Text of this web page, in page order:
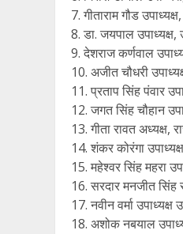
7. गीताराम गौड
8. डा. जयपाल उपाध्यक्ष,
9. देशराज कर्णवाल
10. अजीत चौधरी
11. प्रताप सिंह पंवार
12. जगत सिंह चौहान
13. गीता रावत अध्यक्ष,
14. शंकर कोरंगा
15. महेश्वर सिंह महरा
16. सरदार मनजीत सिंह
17. नवीन वर्मा उपाध्यक्ष
18. अशोक नबयाल